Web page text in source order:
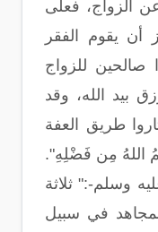
الزواج، فعلى
أن يقوم الفقر
صالحين للزواج
بيد الله، وقد
طريق العفة
اللهُ مِن فَضْلِهِ".
وسلم-:" ثلاثة
في سبيل